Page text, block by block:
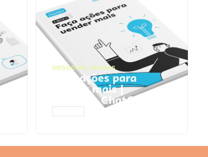
NEGÓCIOS, VENDAS
Faça ações para
vender mais |
Prompts ChatGPT